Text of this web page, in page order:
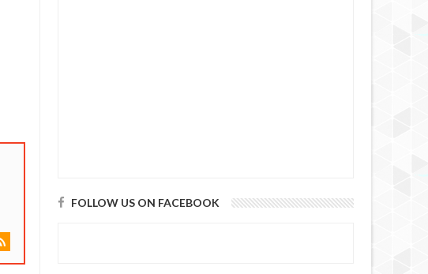
FOLLOW US ON FACEBOOK